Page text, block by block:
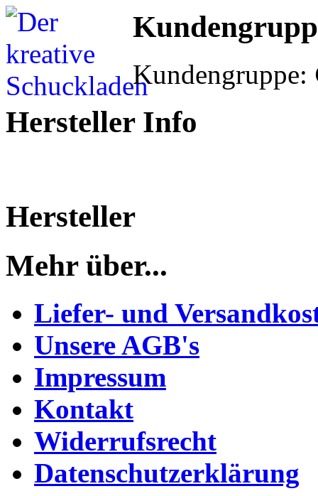
Kundengruppe:
Hersteller Info
Hersteller
Mehr über...
Liefer- und
Unsere AGB's
Impressum
Kontakt
Widerrufsrecht
Datenschutzerklärung